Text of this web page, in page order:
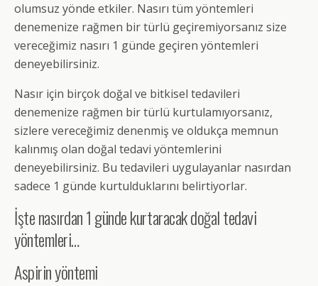
olumsuz yönde etkiler. Nasırı tüm yöntemleri
denemenize rağmen bir türlü geçiremiyorsanız size
vereceğimiz nasırı 1 günde geçiren yöntemleri
deneyebilirsiniz.
Nasır için birçok doğal ve bitkisel tedavileri
denemenize rağmen bir türlü kurtulamıyorsanız,
sizlere vereceğimiz denenmiş ve oldukça memnun
kalınmış olan doğal tedavi yöntemlerini
deneyebilirsiniz. Bu tedavileri uygulayanlar nasırdan
sadece 1 günde kurtulduklarını belirtiyorlar.
İşte nasırdan 1 günde kurtaracak doğal tedavi
yöntemleri…
Aspirin yöntemi